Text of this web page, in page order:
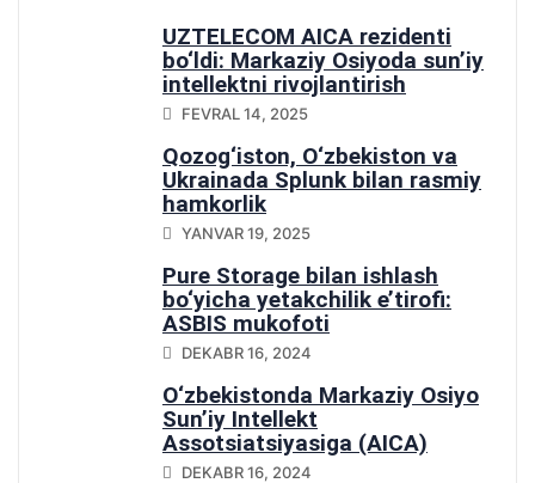
UZTELECOM AICA rezidenti
bo‘ldi: Markaziy Osiyoda sun’iy
intellektni rivojlantirish
yo‘lidagi muhim qadam
FEVRAL 14, 2025
Qozog‘iston, O‘zbekiston va
Ukrainada Splunk bilan rasmiy
hamkorlik
YANVAR 19, 2025
Pure Storage bilan ishlash
bo‘yicha yetakchilik e’tirofi:
ASBIS mukofoti
DEKABR 16, 2024
O‘zbekistonda Markaziy Osiyo
Sun’iy Intellekt
Assotsiatsiyasiga (AICA)
qo‘shilish
DEKABR 16, 2024